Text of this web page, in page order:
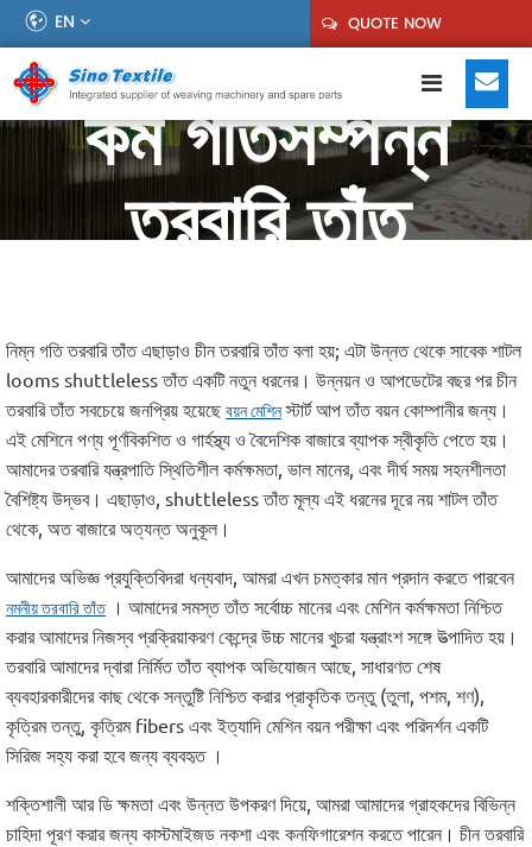
EN QUOTE NOW
কম গতিসম্পন্ন
তরবারি তাঁত
নিম্ন গতি তরবারি তাঁত এছাড়াও চীন তরবারি তাঁত বলা হয়; এটা উন্নত থেকে সাবেক শাটল
looms shuttleless তাঁত একটি নতুন ধরনের। উন্নয়ন ও আপডেটের বছর পর চীন
তরবারি তাঁত সবচেয়ে জনপ্রিয় হয়েছেবয়ন মেশিনস্টার্ট আপ তাঁত বয়ন কোম্পানীর জন্য।
এই মেশিনে পণ্য পূর্ণবিকশিত ও গার্হস্থ্য ও বৈদেশিক বাজারে ব্যাপক স্বীকৃতি পেতে হয়।
আমাদের তরবারি যন্ত্রপাতি স্থিতিশীল কর্মক্ষমতা, ভাল মানের, এবং দীর্ঘ সময় সহনশীলতা
বৈশিষ্ট্য উদ্ভব। এছাড়াও, shuttleless তাঁত মূল্য এই ধরনের দূরে নয় শাটল তাঁত
থেকে, অত বাজারে অত্যন্ত অনুকূল।
আমাদের অভিজ্ঞ প্রযুক্তিবিদরা ধন্যবাদ, আমরা এখন চমত্কার মান প্রদান করতে পারবেন
নমনীয় তরবারি তাঁত। আমাদের সমস্ত তাঁত সর্বোচ্চ মানের এবং মেশিন কর্মক্ষমতা নিশ্চিত
করার আমাদের নিজস্ব প্রক্রিয়াকরণ কেন্দ্রে উচ্চ মানের খুচরা যন্ত্রাংশ সঙ্গে উত্পাদিত হয়।
তরবারি আমাদের দ্বারা নির্মিত তাঁত ব্যাপক অভিযোজন আছে, সাধারণত শেষ
ব্যবহারকারীদের কাছ থেকে সন্তুষ্টি নিশ্চিত করার প্রাকৃতিক তন্তু (তুলা, পশম, শণ),
কৃত্রিম তন্তু, কৃত্রিম fibers এবং ইত্যাদি মেশিন বয়ন পরীক্ষা এবং পরিদর্শন একটি
সিরিজ সহ্য করা হবে জন্য ব্যবহৃত ।
শক্তিশালী আর ডি ক্ষমতা এবং উন্নত উপকরণ দিয়ে, আমরা আমাদের গ্রাহকদের বিভিন্ন
চাহিদা পূরণ করার জন্য কাস্টমাইজড নকশা এবং কনফিগারেশন করতে পারেন। চীন তরবারি